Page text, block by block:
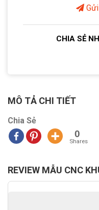
CHIA SẺ
MÔ TẢ CHI TIẾT
Chia Sẻ
0
Shares
REVIEW MẪU CNC